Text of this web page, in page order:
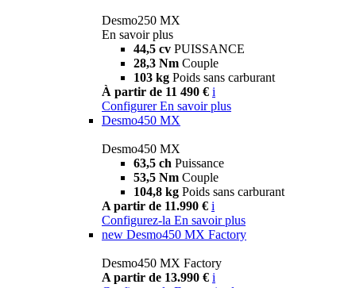
Desmo250 MX
En savoir plus
44,5 cv PUISSANCE
28,3 Nm Couple
103 kg Poids sans carburant
À partir de 11 490 € i
Configurer En savoir plus
Desmo450 MX
Desmo450 MX
63,5 ch Puissance
53,5 Nm Couple
104,8 kg Poids sans carburant
A partir de 11.990 € i
Configurez-la En savoir plus
new Desmo450 MX Factory
Desmo450 MX Factory
A partir de 13.990 € i